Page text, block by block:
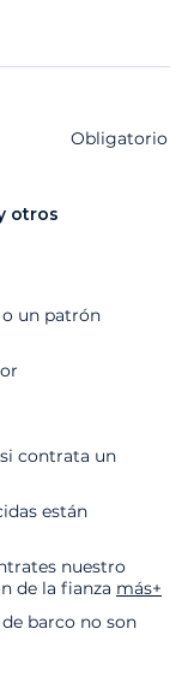
Obligatorio
otros
o un patrón
contrata un
están
nuestro
de la fianza más+
barco no son